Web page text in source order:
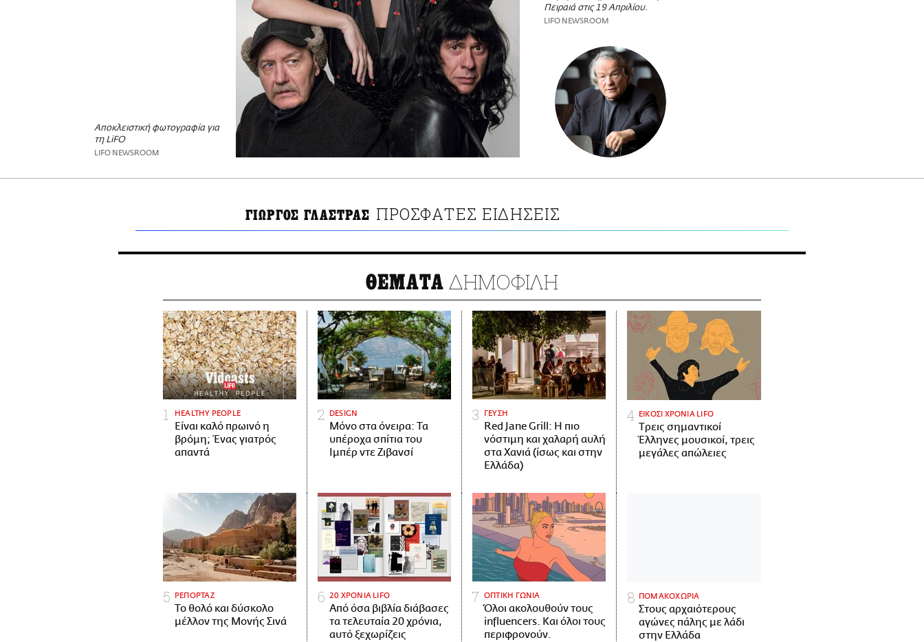
Αποκλειστική φωτογραφία για
τη LiFO
LIFO NEWSROOM
Πειραιά στις 19 Απριλίου.
LIFO NEWSROOM
ΓΙΩΡΓΟΣ ΓΛΑΣΤΡΑΣ ΠΡΟΣΦΑΤΕΣ ΕΙΔΗΣΕΙΣ
ΘΕΜΑΤΑ ΔΗΜΟΦΙΛΗ
HEALTHY PEOPLE
Είναι καλό πρωινό η
βρόμη; Ένας γιατρός
απαντά
DESIGN
Μόνο στα όνειρα: Τα
υπέροχα σπίτια του
Ιμπέρ ντε Ζιβανσί
ΓΕΥΣΗ
Red Jane Grill: Η πιο
νόστιμη και χαλαρή αυλή
στα Χανιά (ίσως και στην
Ελλάδα)
ΕΙΚΟΣΙ ΧΡΟΝΙΑ LIFO
Tρεις σημαντικοί
Έλληνες μουσικοί, τρεις
μεγάλες απώλειες
ΡΕΠΟΡΤΑΖ
Το θολό και δύσκολο
μέλλον της Μονής Σινά
20 ΧΡΟΝΙΑ LIFO
Από όσα βιβλία διάβασες
τα τελευταία 20 χρόνια,
αυτό ξεχωρίζεις
ΟΠΤΙΚΗ ΓΩΝΙΑ
Όλοι ακολουθούν τους
influencers. Και όλοι τους
περιφρονούν.
ΠΟΜΑΚΟΧΩΡΙΑ
Στους αρχαιότερους
αγώνες πάλης με λάδι
στην Ελλάδα